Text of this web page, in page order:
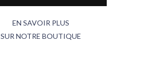
EN SAVOIR PLUS
SUR NOTRE BOUTIQUE